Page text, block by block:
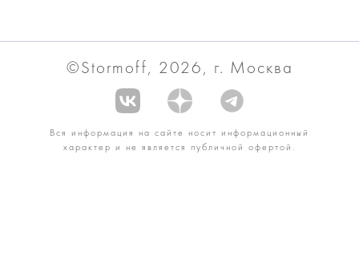
©Stormoff, 2026, г. Москва
Вся информация на сайте носит информационный
характер и не является публичной офертой.